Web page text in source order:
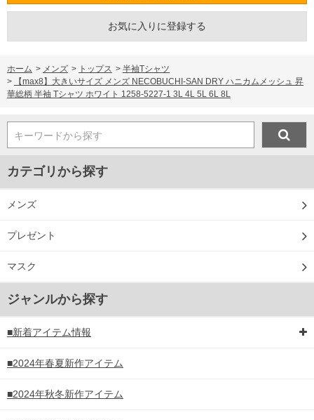
お気に入りに登録する
ホーム > メンズ > トップス > 半袖Tシャツ
>
【max8】大きいサイズ メンズ NECOBUCHI-SAN DRY ハニカムメッシュ 昇
華総柄 半袖 Tシャツ ホワイト 1258-5227-1 3L 4L 5L 6L 8L
キーワードから探す
カテゴリから探す
メンズ
プレゼント
マスク
ジャンルから探す
■新着アイテム情報
■2024年春夏新作アイテム
■2024年秋冬新作アイテム